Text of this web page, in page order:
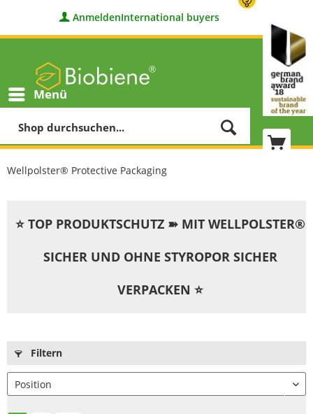
AnmeldenInternational buyers
Menü
Wellpolster® Protective Packaging
⭐ TOP PRODUKTSCHUTZ ➽ MIT WELLPOLSTER®
SICHER UND OHNE STYROPOR SICHER
VERPACKEN ⭐
Filtern